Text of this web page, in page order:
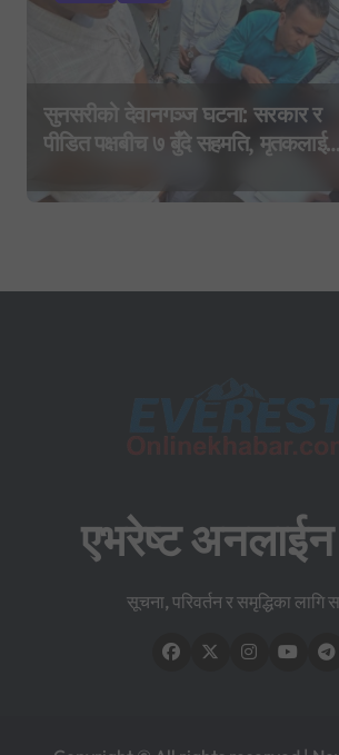
सुनसरीको देवानगञ्ज घटना: सरकार र
पीडित पक्षबीच ७ बुँदे सहमति, मृतकलाई
एभरेष्ट
सूचना, परिवर्तन र समृद्धिका लागि